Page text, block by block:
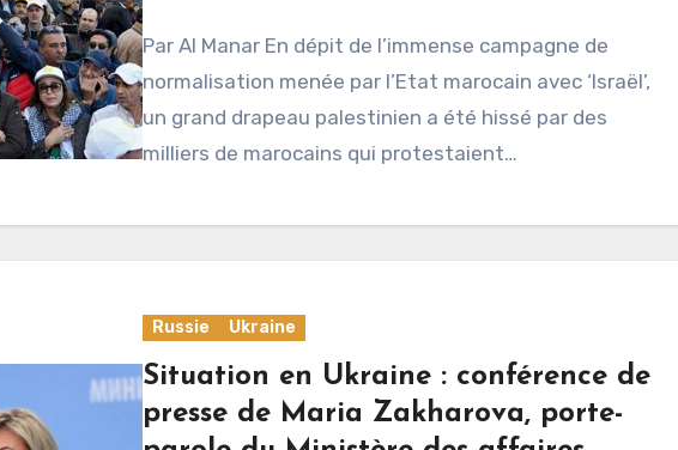
Par Al Manar En dépit de l’immense campagne de
normalisation menée par l’Etat marocain avec ‘Israël’,
un grand drapeau palestinien a été hissé par des
milliers de marocains qui protestaient…
Russie Ukraine
Situation en Ukraine : conférence de
presse de Maria Zakharova, porte-